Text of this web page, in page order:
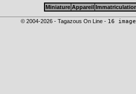
Miniature Appareil
© 2004-2026 - Tagazous On Line - 16